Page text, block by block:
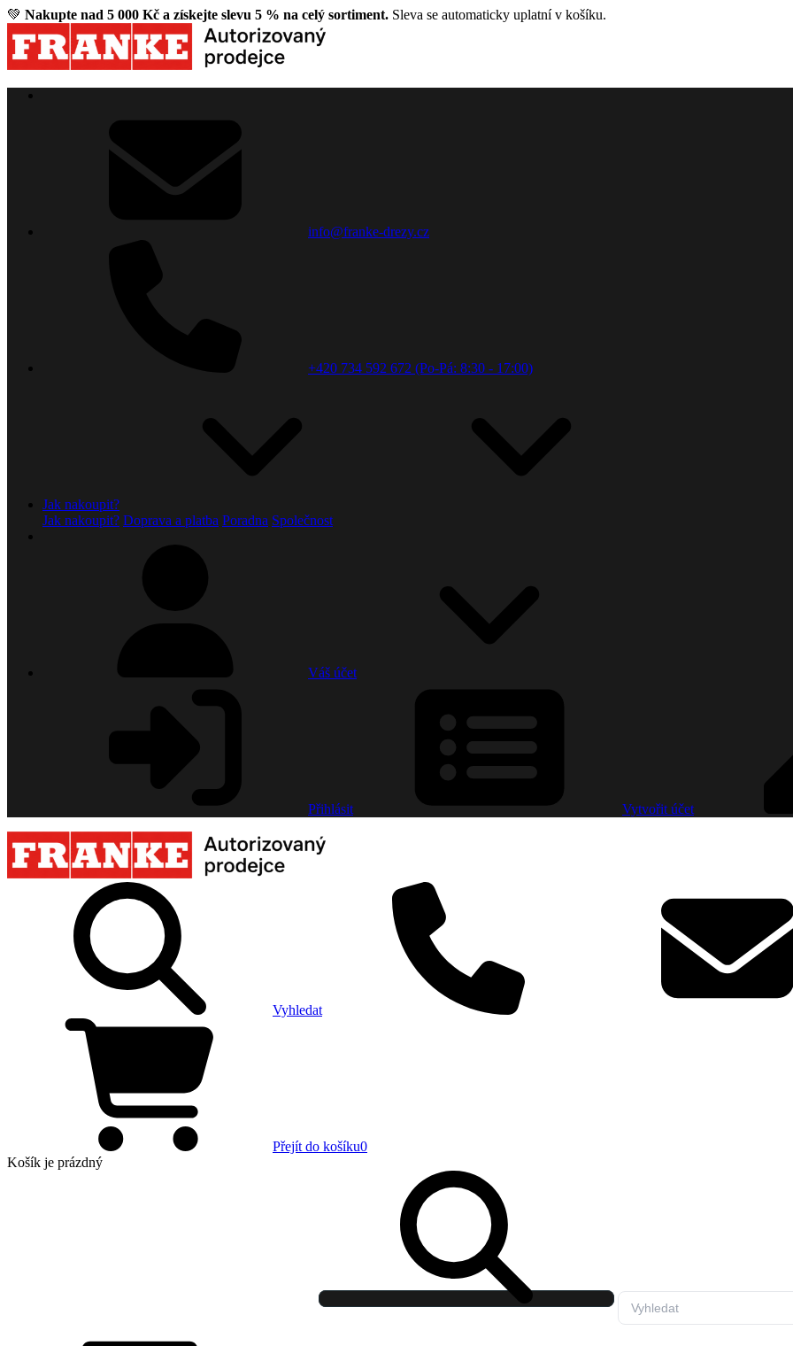
💚 Nakupte nad 5 000 Kč a získejte slevu 5 % na celý sortiment. Sleva se automaticky uplatní v košíku.
info@franke-drezy.cz
+420 734 592 672 (Po-Pá: 8:30 - 17:00)
Jak nakoupit?
Jak nakoupit? Doprava a platba Poradna Společnost
Váš účet
Přihlásit Vytvořit účet
Vyhledat
Přejít do košíku0
Košík je prázdný